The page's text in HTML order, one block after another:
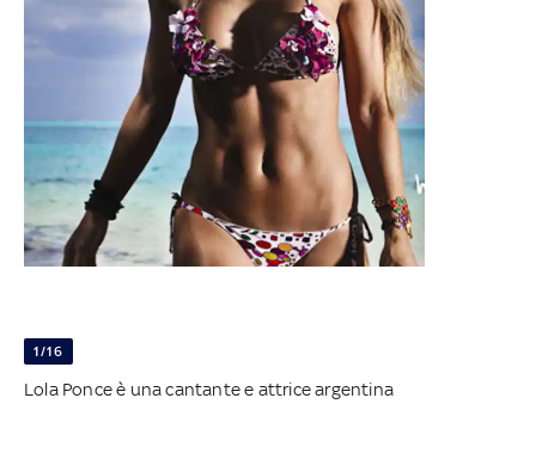
1/16
Lola Ponce è una cantante e attrice argentina